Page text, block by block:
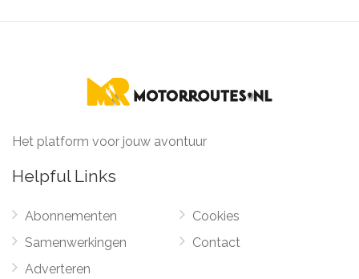
Het platform voor jouw avontuur
Helpful Links
Abonnementen
Samenwerkingen
Adverteren
Cookies
Contact